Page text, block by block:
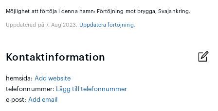
Möjlighet att förtöja i denna hamn: Förtöjning mot brygga, Svajankring.
Uppdaterad på 7. Aug 2023. Uppdatera förtöjning.
Kontaktinformation
hemsida: Add website
telefonnummer:
Lägg till telefonnummer
e-post: Add email